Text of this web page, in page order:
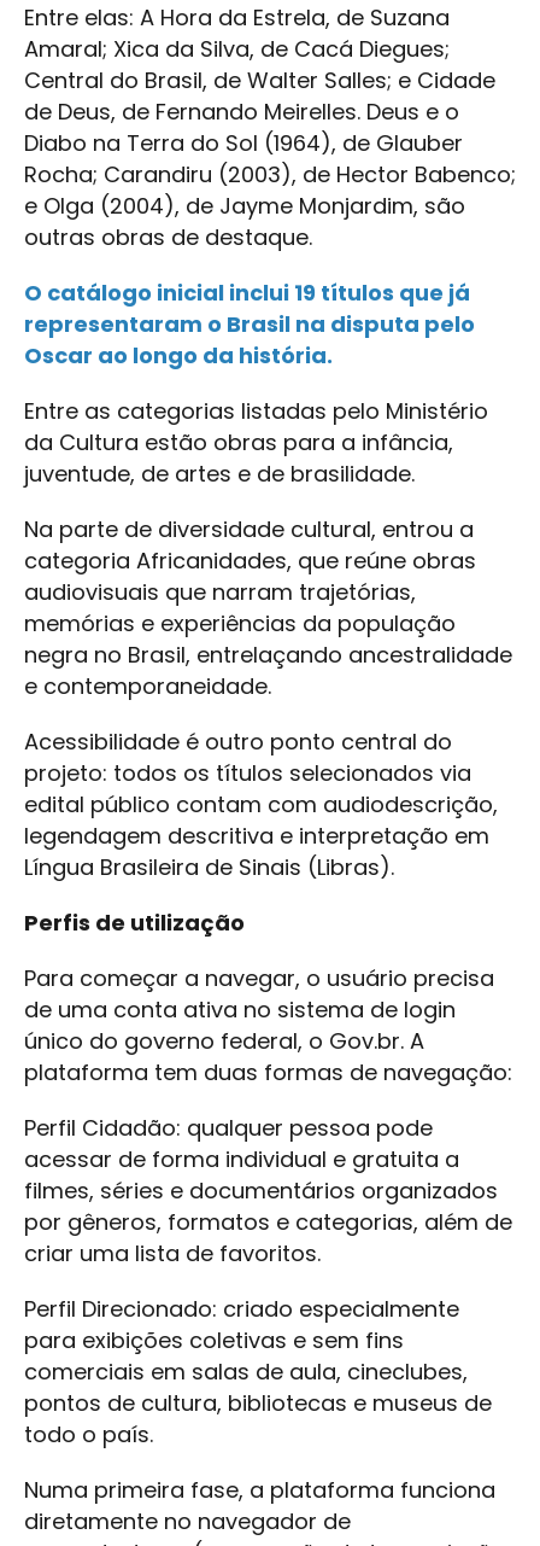
Entre elas: A Hora da Estrela, de Suzana
Amaral; Xica da Silva, de Cacá Diegues;
Central do Brasil, de Walter Salles; e Cidade
de Deus, de Fernando Meirelles. Deus e o
Diabo na Terra do Sol (1964), de Glauber
Rocha; Carandiru (2003), de Hector Babenco;
e Olga (2004), de Jayme Monjardim, são
outras obras de destaque.
O catálogo inicial inclui 19 títulos que já
representaram o Brasil na disputa pelo
Oscar ao longo da história.
Entre as categorias listadas pelo Ministério
da Cultura estão obras para a infância,
juventude, de artes e de brasilidade.
Na parte de diversidade cultural, entrou a
categoria Africanidades, que reúne obras
audiovisuais que narram trajetórias,
memórias e experiências da população
negra no Brasil, entrelaçando ancestralidade
e contemporaneidade.
Acessibilidade é outro ponto central do
projeto: todos os títulos selecionados via
edital público contam com audiodescrição,
legendagem descritiva e interpretação em
Língua Brasileira de Sinais (Libras).
Perfis de utilização
Para começar a navegar, o usuário precisa
de uma conta ativa no sistema de login
único do governo federal, o Gov.br. A
plataforma tem duas formas de navegação:
Perfil Cidadão: qualquer pessoa pode
acessar de forma individual e gratuita a
filmes, séries e documentários organizados
por gêneros, formatos e categorias, além de
criar uma lista de favoritos.
Perfil Direcionado: criado especialmente
para exibições coletivas e sem fins
comerciais em salas de aula, cineclubes,
pontos de cultura, bibliotecas e museus de
todo o país.
Numa primeira fase, a plataforma funciona
diretamente no navegador de